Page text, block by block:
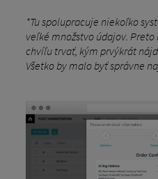
*Tu spolupracuje niekoľko
veľké množstvo údajov.
chvíľu trvať, kým prvýkrát
Všetko by malo byť správne